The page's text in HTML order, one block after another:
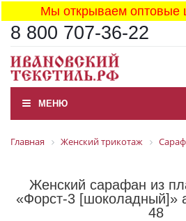
Мы открываем оптовые
8 800 707-36-22
МЕНЮ
Главная Женский трикотаж
Женский сарафан из
«Форст-3 [шоколадный]»
48